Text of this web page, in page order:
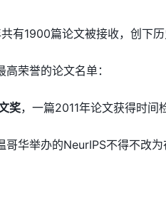
有1900篇论文被接收，创下历
荣誉的论文名单：
奖，一篇2011年论文获得时间
华举办的NeurIPS不得不改为